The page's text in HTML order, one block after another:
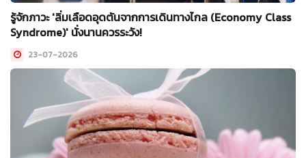
รู้จักภาวะ 'ลิ่มเลือดอุดตันจากการเดินทางไกล (Economy Class
Syndrome)' นั่งนานควรระวัง!
23-07-2026